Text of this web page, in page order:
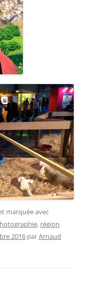
marquée avec
, région
2016 parArnaud